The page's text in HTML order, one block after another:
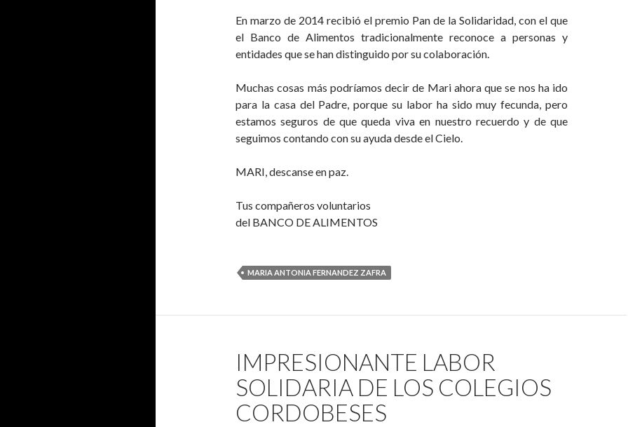
En marzo de 2014 recibió el premio Pan de la Solidaridad, con el que
el Banco de Alimentos tradicionalmente reconoce a personas y
entidades que se han distinguido por su colaboración.
Muchas cosas más podríamos decir de Mari ahora que se nos ha ido
para la casa del Padre, porque su labor ha sido muy fecunda, pero
estamos seguros de que queda viva en nuestro recuerdo y de que
seguimos contando con su ayuda desde el Cielo.
MARI, descanse en paz.
Tus compañeros voluntarios
del BANCO DE ALIMENTOS
MARIA ANTONIA FERNANDEZ ZAFRA
IMPRESIONANTE LABOR
SOLIDARIA DE LOS COLEGIOS
CORDOBESES